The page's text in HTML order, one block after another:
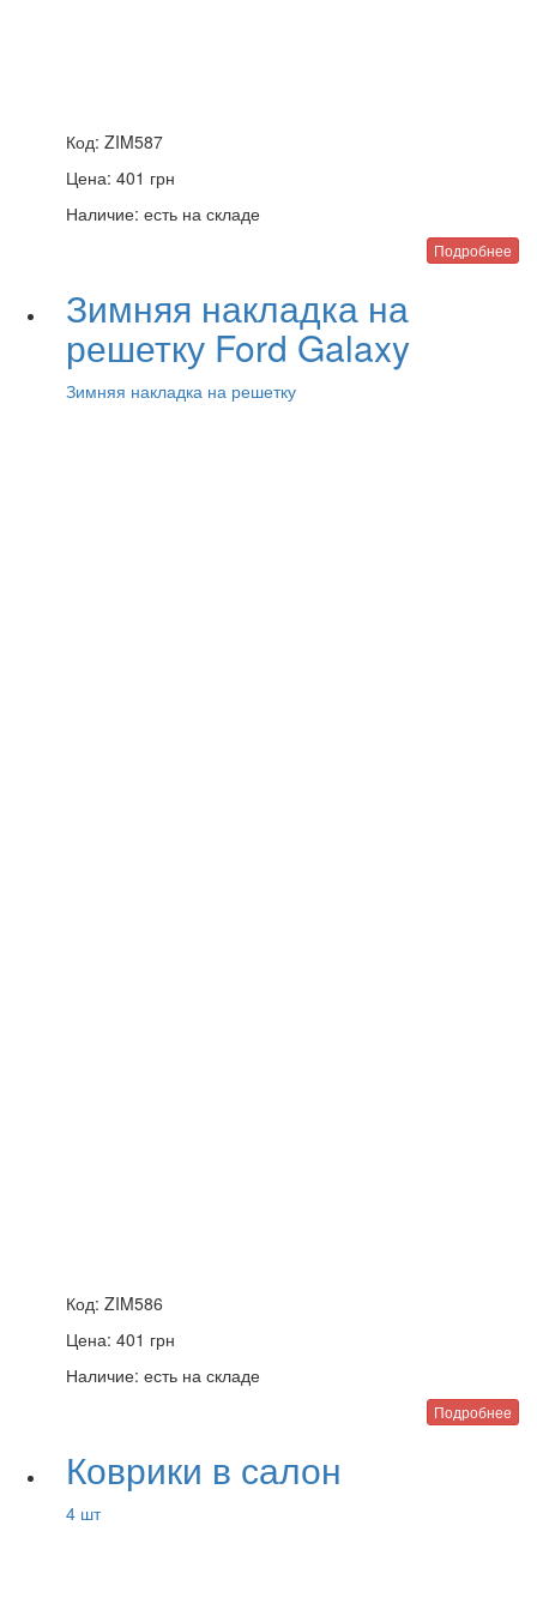
Код: ZIM587
Цена: 401 грн
Наличие: есть на складе
Подробнее
Зимняя накладка на
решетку Ford Galaxy
Зимняя накладка на решетку
Код: ZIM586
Цена: 401 грн
Наличие: есть на складе
Подробнее
Коврики в салон
4 шт